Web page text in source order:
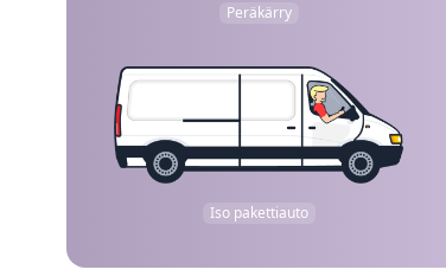
Peräkärry
Iso pakettiauto